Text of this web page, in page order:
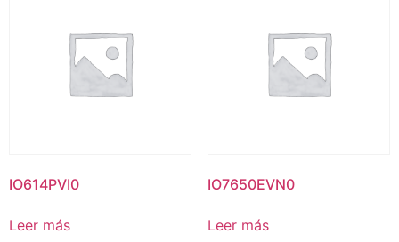
IO614PVI0
Leer más
IO7650EVN0
Leer más